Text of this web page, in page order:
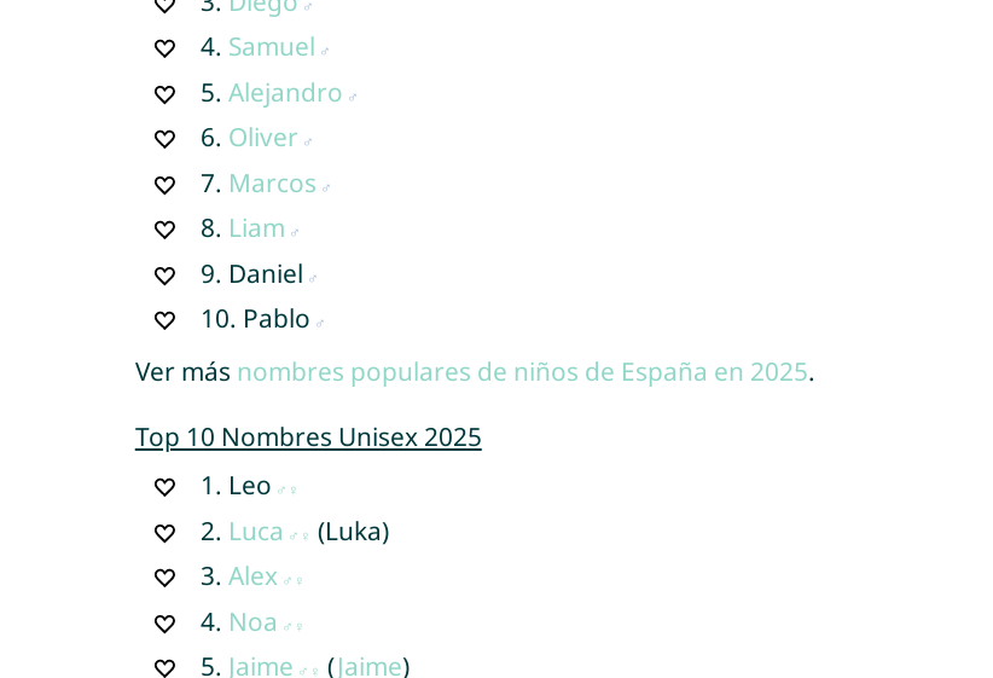
4. Samuel
5.Alejandro
6. Oliver
7. Marcos
8. Liam
9. Daniel
10. Pablo
Ver más nombres populares de niños de España en 2025.
Top 10 Nombres Unisex 2025
1. Leo
2. Luca
(Luka)
3.Alex
4. Noa
5. Jaime (Jaime)